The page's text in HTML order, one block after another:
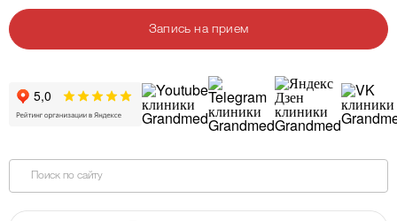
Запись на прием
Поиск по сайту